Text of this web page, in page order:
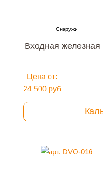
Входная
Цена от:
24 500 руб